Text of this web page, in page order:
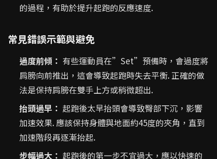
的過程，有助於提升起跑的反應速度.
常見錯誤示範與避免
過度前傾： 有些運動員在”Set”預備時，會過度將
肩膀向前推出，這會導致起跑時失去平衡. 正確的做
法是保持肩膀在雙手上方或稍微超出.
抬頭過早： 起跑後太早抬頭會導致臀部下沉，影響
加速效果. 應該保持身體與地面約45度的夾角，直到
加速階段再逐漸抬起.
步幅過大： 起跑後的第一步不宜過大，應以快速的